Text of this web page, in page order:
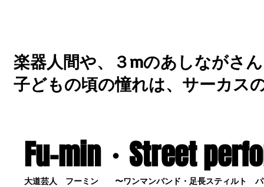
楽器人間や、３mのあしながさ
子どもの頃の憧れは、サーカス
Fu-min・Street
大道芸人 フーミン 〜ワンマンバンド・足長スティルト パ